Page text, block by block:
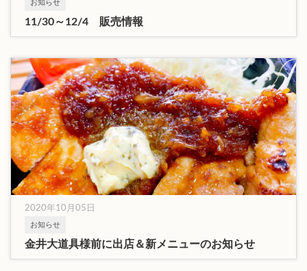
お知らせ
11/30～12/4 販売情報
2020年10月05日
お知らせ
金井大道具様前に出店＆新メニューのお知らせ